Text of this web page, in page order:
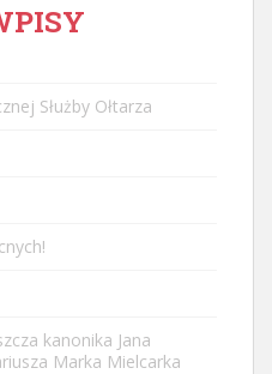
Służby Ołtarza
kanonika Jana
Marka Mielcarka